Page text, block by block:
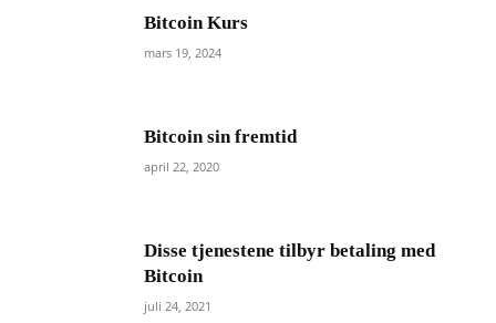
Bitcoin Kurs
mars 19, 2024
Bitcoin sin fremtid
april 22, 2020
Disse tjenestene tilbyr betaling med
Bitcoin
juli 24, 2021